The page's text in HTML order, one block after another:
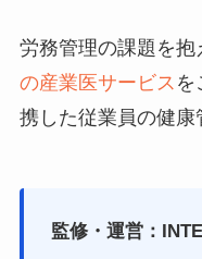
労務管理の課題を抱
の産業医サービス を
携した従業員の健康
監修・運営：